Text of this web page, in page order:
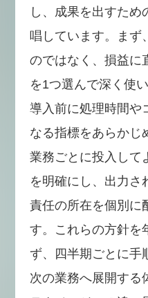
し、成果を出すため
唱しています。まず
のではなく、損益に
を1つ選んで深く使
導入前に処理時間や
なる指標をあらかじ
業務ごとに投入して
を明確にし、出力さ
責任の所在を個別に
す。これらの方針を
ず、四半期ごとに手
次の業務へ展開する